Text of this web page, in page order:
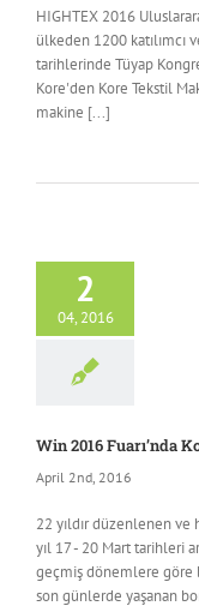
HIGHTEX 2016
ülkeden 1200 katılımcı
tarihlerinde Tüyap
Kore'den Kore Tekstil
makine [...]
2
04, 2016
Win 2016 Fuarı’nda
April 2nd, 2016
22 yıldır düzenlenen ve
yıl 17 - 20 Mart tarihleri
geçmiş dönemlere göre
son günlerde yaşanan